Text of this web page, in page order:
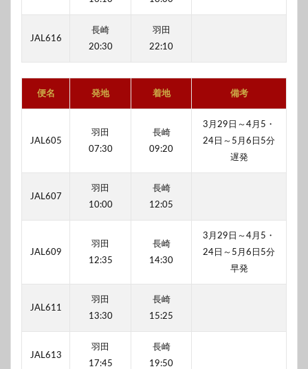
JAL616
長崎
20:30
羽田
22:10
便名 発地 着地 備考
JAL605
羽田
07:30
長崎
09:20
3月29日～4月5・
24日～5月6日5分
遅発
JAL607
羽田
10:00
長崎
12:05
JAL609
羽田
12:35
長崎
14:30
3月29日～4月5・
24日～5月6日5分
早発
JAL611
羽田
13:30
長崎
15:25
JAL613
羽田
17:45
長崎
19:50